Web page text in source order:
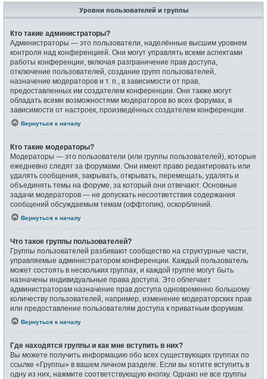
Уровни пользователей и группы
Кто такие администраторы?
Администраторы — это пользователи, наделённые высшим уровнем
контроля над конференцией. Они могут управлять всеми аспектами
работы конференции, включая разграничение прав доступа,
отключение пользователей, создание групп пользователей,
назначение модераторов и т. п., в зависимости от прав,
предоставленных им создателем конференции. Они также могут
обладать всеми возможностями модераторов во всех форумах, в
зависимости от настроек, произведённых создателем конференции.
Вернуться к началу
Кто такие модераторы?
Модераторы — это пользователи (или группы пользователей), которые
ежедневно следят за форумами. Они имеют право редактировать или
удалять сообщения, закрывать, открывать, перемещать, удалять и
объединять темы на форуме, за который они отвечают. Основные
задачи модераторов — не допускать несоответствия содержания
сообщений обсуждаемым темам (оффтопик), оскорблений.
Вернуться к началу
Что такое группы пользователей?
Группы пользователей разбивают сообщество на структурные части,
управляемые администратором конференции. Каждый пользователь
может состоять в нескольких группах, и каждой группе могут быть
назначены индивидуальные права доступа. Это облегчает
администраторам назначение прав доступа одновременно большому
количеству пользователей, например, изменение модераторских прав
или предоставление пользователям доступа к приватным форумам.
Вернуться к началу
Где находятся группы и как мне вступить в них?
Вы можете получить информацию обо всех существующих группах по
ссылке «Группы» в вашем личном разделе. Если вы хотите вступить в
одну из них, нажмите соответствующую кнопку. Однако не все группы